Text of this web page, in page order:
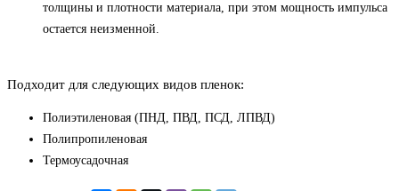
толщины и плотности материала, при этом мощность импульса
остается неизменной.
Подходит для следующих видов пленок:
Полиэтиленовая (ПНД, ПВД, ПСД, ЛПВД)
Полипропиленовая
Термоусадочная